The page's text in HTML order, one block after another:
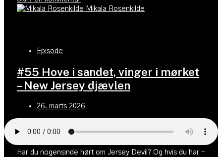
Mikala Rosenkilde
Episode
#55 Hove i sandet, vinger i mørket
– New Jersey djævlen
26. marts 2026
Har du nogensinde hørt om Jersey Devil? Og hvis du har –